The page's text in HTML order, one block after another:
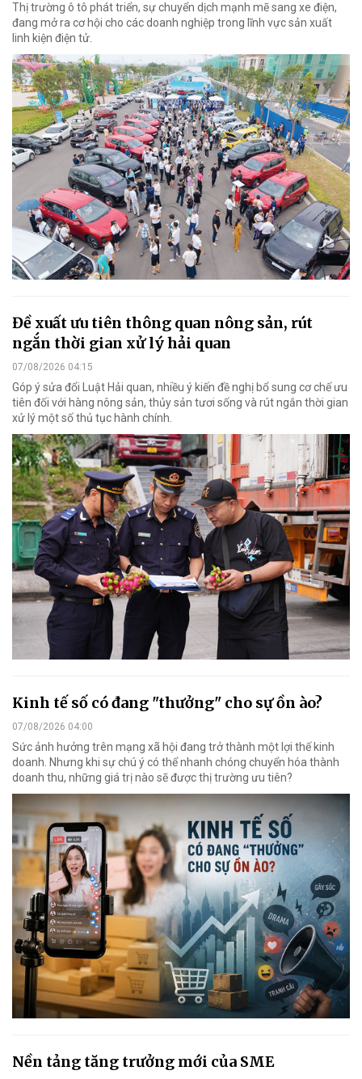
Thị trường ô tô phát triển, sự chuyển dịch mạnh mẽ sang xe điện,
đang mở ra cơ hội cho các doanh nghiệp trong lĩnh vực sản xuất
linh kiện điện tử.
Đề xuất ưu tiên thông quan nông sản, rút
ngắn thời gian xử lý hải quan
07/08/2026 04:15
Góp ý sửa đổi Luật Hải quan, nhiều ý kiến đề nghị bổ sung cơ chế ưu
tiên đối với hàng nông sản, thủy sản tươi sống và rút ngắn thời gian
xử lý một số thủ tục hành chính.
Kinh tế số có đang "thưởng" cho sự ồn ào?
07/08/2026 04:00
Sức ảnh hưởng trên mạng xã hội đang trở thành một lợi thế kinh
doanh. Nhưng khi sự chú ý có thể nhanh chóng chuyển hóa thành
doanh thu, những giá trị nào sẽ được thị trường ưu tiên?
Nền tảng tăng trưởng mới của SME